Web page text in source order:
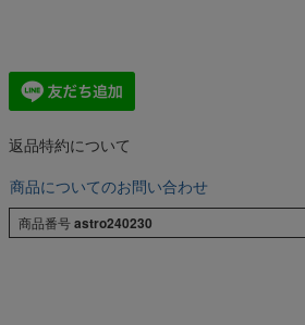
返品特約について
商品についてのお問い合わせ
商品番号astro240230